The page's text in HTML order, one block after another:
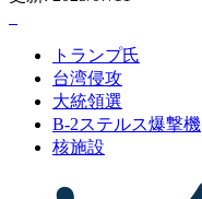
トランプ氏
台湾侵攻
大統領選
B-2ステルス爆撃機
核施設